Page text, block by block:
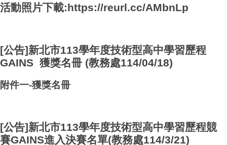
活動照片下載:https://reurl.cc/AMbnLp
[公告]新北市113學年度技術型高中學習歷程
GAINS 獲獎名冊 (教務處114/04/18)
附件一-獲獎名冊
[公告]新北市113學年度技術型高中學習歷程競
賽GAINS進入決賽名單(教務處114/3/21)